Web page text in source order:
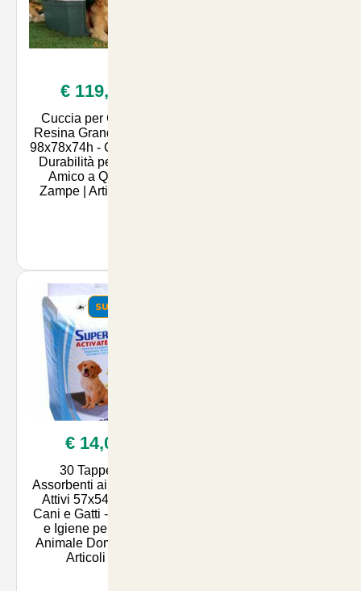
€ 119,90
Cuccia per Cani in
Resina Grandi Taglie
98x78x74h - Comfort e
Durabilità per il Tuo
Amico a Quattro
Zampe | Articoli per
SUMMER
€ 14,00
30 Tappetini
Assorbenti ai Carboni
Attivi 57x54cm per
Cani e Gatti - Comfort
e Igiene per il Tuo
Animale Domestico |
Articoli pe